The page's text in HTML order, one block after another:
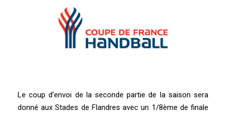
Le coup d’envoi de la seconde partie de la saison sera
donné aux Stades de Flandres avec un 1/8ème de finale